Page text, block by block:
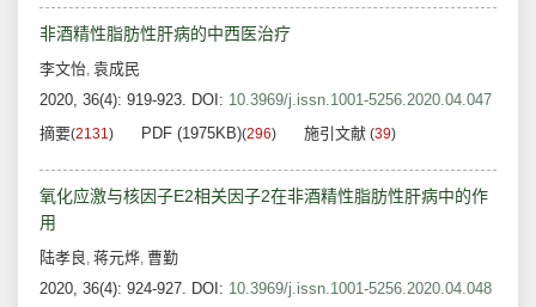
非酒精性脂肪性肝病的中西医治疗
李文怡, 袁成民
2020, 36(4): 919-923. DOI: 10.3969/j.issn.1001-5256.2020.04.047
摘要(2131) PDF (1975KB)(296) 施引文献 (39)
氧化应激与核因子E2相关因子2在非酒精性脂肪性肝病中的作
用
陆孝良, 蒋元烨, 曹勤
2020, 36(4): 924-927. DOI: 10.3969/j.issn.1001-5256.2020.04.048